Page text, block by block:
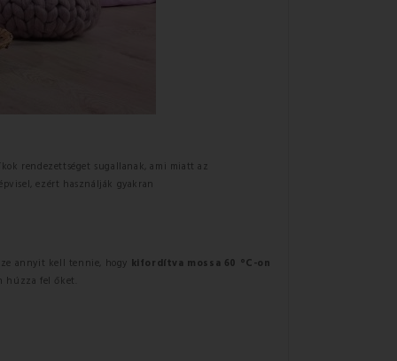
rendezettséget sugallanak, ami miatt az
ezért használják gyakran
annyit kell tennie, hogy kifordítva mossa 60 °C-on
húzza fel őket.